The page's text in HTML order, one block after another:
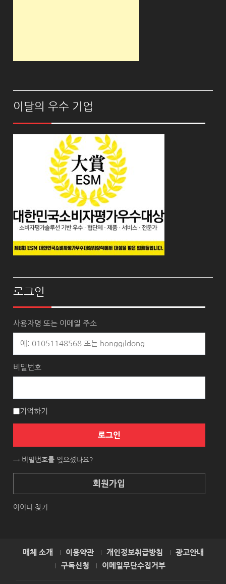
이달의 우수 기업
로그인
사용자명 또는 이메일 주소
비밀번호
기억하기
로그인
→ 비밀번호를 잊으셨나요?
회원가입
아이디 찾기
매체 소개 이용약관 개인정보취급방침
광고안내
구독신청
이메일무단수집거부